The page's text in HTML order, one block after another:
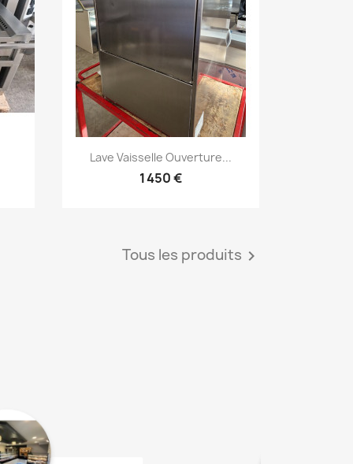
Aperçu rapide
Lave Vaisselle Ouverture...
1 450 €
Tous les produits 